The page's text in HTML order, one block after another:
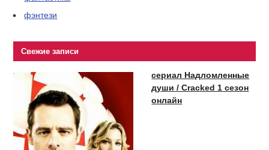
фэнтези
Свежие записи
сериал Надломленные
души / Cracked 1 сезон
онлайн